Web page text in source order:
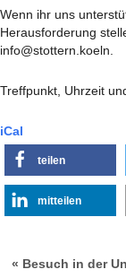
Wenn ihr uns
Herausforderung
info@stottern.koeln.
Treffpunkt, Uhrzeit
iCal
teilen
mitteilen
« Besuch in der